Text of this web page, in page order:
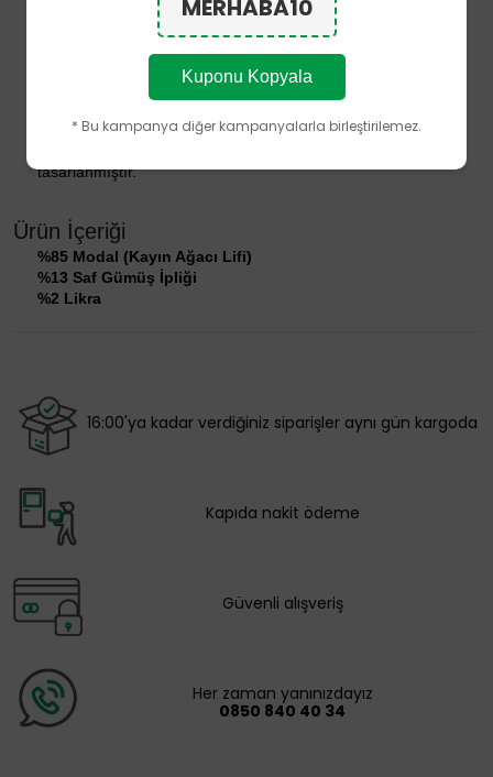
Dikişsiz burun tasarımı
Çocuklar için geliştirilen yumuşak ve konforlu lastik yapısı
Polyamid (Naylon) ve Polyester içermez
Nefes alabilen yapısıyla gün boyu tazelik hissini destekler
Ürünün performans özellikleri, doğru kullanım ve bakım
tasarlanmıştır.
Ürün İçeriği
%85 Modal (Kayın Ağacı Lifi)
%13 Saf Gümüş İpliği
%2 Likra
16:00'ya kadar verdiğiniz siparişler aynı gün kargoda
Kapıda nakit ödeme
Güvenli alışveriş
Her zaman yanınızdayız
0850 840 40 34
MERHABA10
Kuponu Kopyala
* Bu kampanya diğer kampanyalarla birleştirilemez.